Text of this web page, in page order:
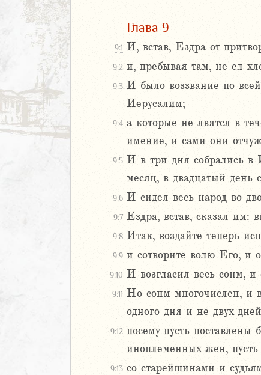
Глава 9
9:1 И, встав, Ездра от
9:2 и, пребывая там, не ел
9:3 И было воззвание по
Иерусалим;
9:4 а которые не явятся в
имение, и сами они
9:5 И в три дня собрались в
месяц, в двадцатый день
9:6 И сидел весь народ во
9:7 Ездра, встав, сказал им:
9:8 Итак, воздайте теперь
9:9 и сотворите волю Его, и
9:10 И возгласил весь сонм,
9:11 Но сонм многочислен, и
одного дня и не двух
9:12 посему пусть
иноплеменных жен,
9:13 со старейшинами и